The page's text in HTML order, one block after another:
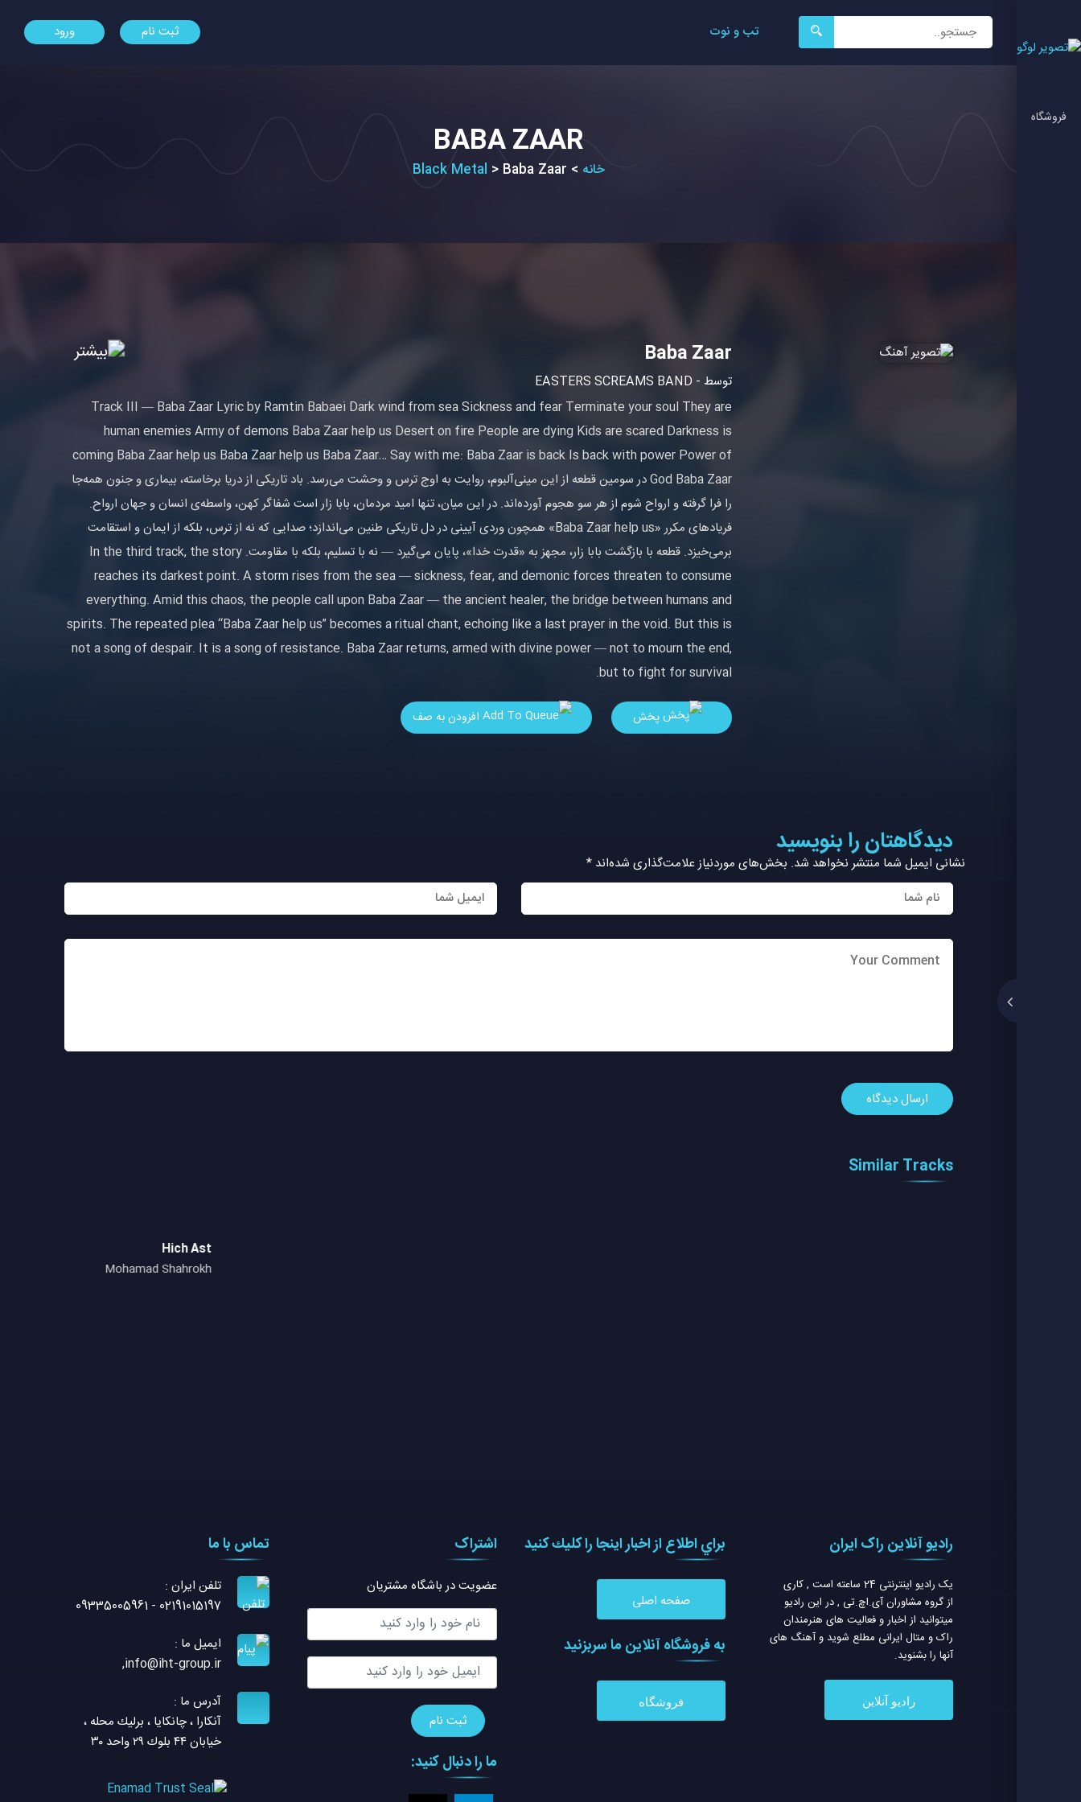
فروشگاه
جستجو
برای:
تب و نوت ثبت نام ورود
BABA ZAAR
خانه >
Black Metal > Baba Zaar
Baba Zaar
توسط - EASTERS SCREAMS BAND
Track III — Baba Zaar Lyric by Ramtin Babaei Dark wind from sea Sickness and fear Terminate your soul They are
human enemies Army of demons Baba Zaar help us Desert on fire People are dying Kids are scared Darkness is
coming Baba Zaar help us Baba Zaar help us Baba Zaar… Say with me: Baba Zaar is back Is back with power Power of
God Baba Zaar در سومین قطعه از این مینی‌آلبوم، روایت به اوج ترس و وحشت می‌رسد. باد تاریکی از دریا برخاسته، بیماری و جنون همه‌جا
را فرا گرفته و ارواح شوم از هر سو هجوم آورده‌اند. در این میان، تنها امید مردمان، بابا زار است شفاگر کهن، واسطه‌ی انسان و جهان ارواح.
فریادهای مکرر «Baba Zaar help us» همچون وردی آیینی در دل تاریکی طنین می‌اندازد؛ صدایی که نه از ترس، بلکه از ایمان و استقامت
برمی‌خیزد. قطعه با بازگشت بابا زار، مجهز به «قدرت خدا»، پایان می‌گیرد — نه با تسلیم، بلکه با مقاومت. In the third track, the story
reaches its darkest point. A storm rises from the sea — sickness, fear, and demonic forces threaten to consume
everything. Amid this chaos, the people call upon Baba Zaar — the ancient healer, the bridge between humans and
spirits. The repeated plea “Baba Zaar help us” becomes a ritual chant, echoing like a last prayer in the void. But this is
not a song of despair. It is a song of resistance. Baba Zaar returns, armed with divine power — not to mourn the end,
but to fight for survival.
پخش افزودن به صف
دیدگاهتان را بنویسید
نشانی ایمیل شما منتشر نخواهد شد. بخش‌های موردنیاز علامت‌گذاری شده‌اند *
Similar Tracks
Hich Ast
Mohamad Shahrokh
رادیو آنلاین راک ایران
یک رادیو اینترنتی 24 ساعته است , کاری
از گروه مشاوران آی.اچ.تی , در این رادیو
میتوانید از اخبار و فعالیت های هنرمندان
راک و متال ایرانی مطلع شوید و آهنگ های
آنها را بشنوید.
رادیو آنلاین
براي اطلاع از اخبار اينجا را كليك كنيد
صفحه اصلی
به فروشگاه آنلاين ما سربزنيد
فروشگاه
اشتراک
عضویت در باشگاه مشتریان
ما را دنبال کنید:
تماس با ما
تلفن ايران :
02191015197 - 09335005961
ایمیل ما :
info@iht-group.ir
,
آدرس ما :
آنكارا ، چانكايا ، برليك محله ،
خيابان ٤٤ بلوك ٢٩ واحد ٣٠